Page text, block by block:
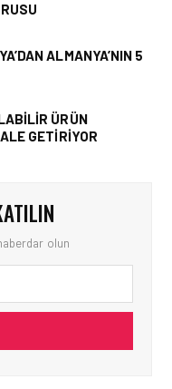
ALMANYA’NIN 5
ÜRÜN
GETIRIYOR
olun